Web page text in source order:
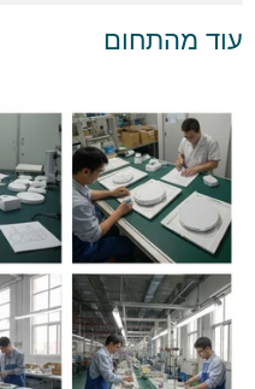
עוד מהתחום